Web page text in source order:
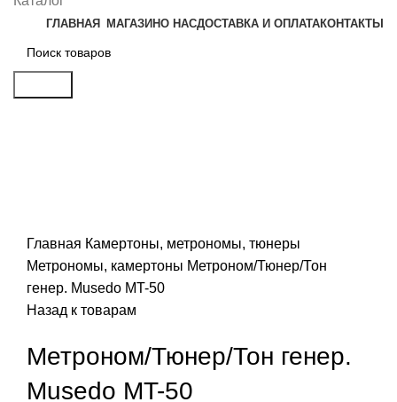
ГЛАВНАЯ МАГАЗИНО НАСДОСТАВКА И ОПЛАТАКОНТАКТЫ
Главная Камертоны, метрономы, тюнеры
Метрономы, камертоны Метроном/Тюнер/Тон
генер. Musedo MT-50
Назад к товарам
Метроном/Тюнер/Тон генер.
Musedo MT-50